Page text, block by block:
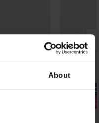
About
-20% GET20
Έκπτωση -